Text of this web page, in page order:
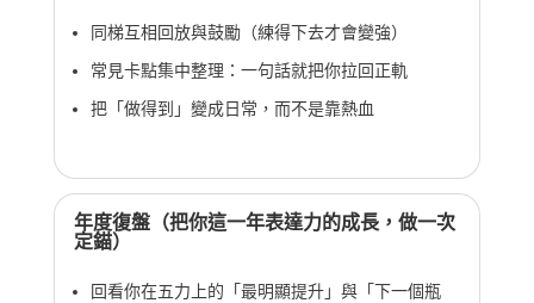
同梯互相回放與鼓勵（練得下去才會變強）
常見卡點集中整理：一句話就把你拉回正軌
把「做得到」變成日常，而不是靠熱血
年度復盤（把你這一年表達力的成長，做一次
定錨）
回看你在五力上的「最明顯提升」與「下一個瓶